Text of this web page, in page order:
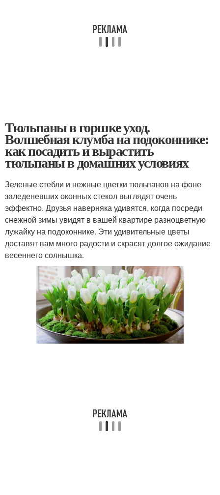
Тюльпаны в горшке уход.
Волшебная клумба на подоконнике:
как посадить и вырастить
тюльпаны в домашних условиях
Зеленые стебли и нежные цветки тюльпанов на фоне
заледеневших оконных стекол выглядят очень
эффектно. Друзья наверняка удивятся, когда посреди
снежной зимы увидят в вашей квартире разноцветную
лужайку на подоконнике. Эти удивительные цветы
доставят вам много радости и скрасят долгое ожидание
весеннего солнышка.